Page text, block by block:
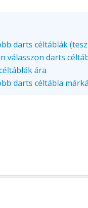
darts céltáblák
válasszon darts
ára
darts céltábla